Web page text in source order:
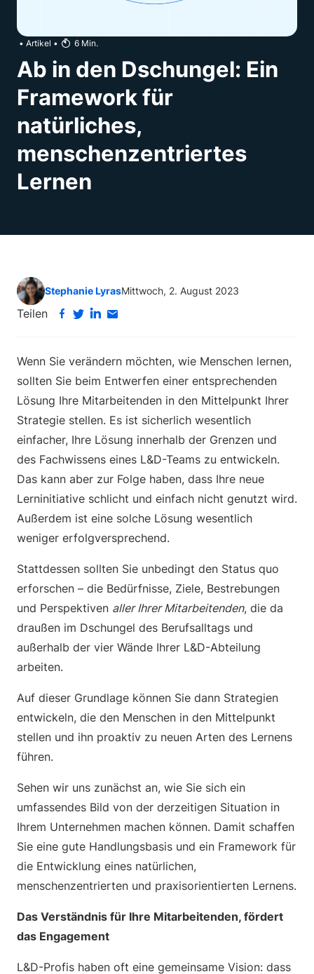
• Artikel • 6 Min.
Ab in den Dschungel: Ein
Framework für
natürliches,
menschenzentriertes
Lernen
Stephanie LyrasMittwoch, 2. August 2023
Teilen
Wenn Sie verändern möchten, wie Menschen lernen,
sollten Sie beim Entwerfen einer entsprechenden
Lösung Ihre Mitarbeitenden in den Mittelpunkt Ihrer
Strategie stellen. Es ist sicherlich wesentlich
einfacher, Ihre Lösung innerhalb der Grenzen und
des Fachwissens eines L&D-Teams zu entwickeln.
Das kann aber zur Folge haben, dass Ihre neue
Lerninitiative schlicht und einfach nicht genutzt wird.
Außerdem ist eine solche Lösung wesentlich
weniger erfolgversprechend.
Stattdessen sollten Sie unbedingt den Status quo
erforschen – die Bedürfnisse, Ziele, Bestrebungen
und Perspektiven aller Ihrer Mitarbeitenden, die da
draußen im Dschungel des Berufsalltags und
außerhalb der vier Wände Ihrer L&D-Abteilung
arbeiten.
Auf dieser Grundlage können Sie dann Strategien
entwickeln, die den Menschen in den Mittelpunkt
stellen und ihn proaktiv zu neuen Arten des Lernens
führen.
Sehen wir uns zunächst an, wie Sie sich ein
umfassendes Bild von der derzeitigen Situation in
Ihrem Unternehmen machen können. Damit schaffen
Sie eine gute Handlungsbasis und ein Framework für
die Entwicklung eines natürlichen,
menschenzentrierten und praxisorientierten Lernens.
Das Verständnis für Ihre Mitarbeitenden, fördert
das Engagement
L&D-Profis haben oft eine gemeinsame Vision: dass